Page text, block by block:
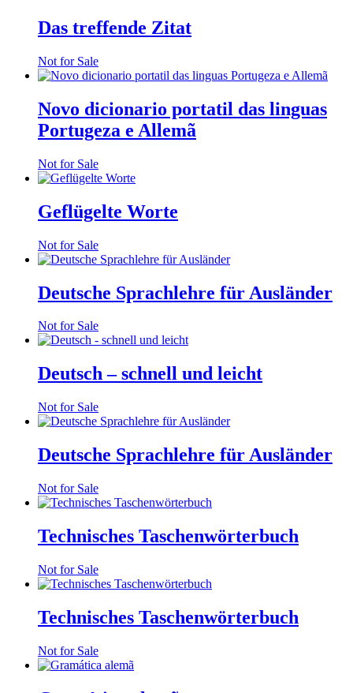
Das treffende Zitat
Not for Sale
Novo dicionario portatil das linguas
Portugeza e Allemã
Not for Sale
Geflügelte Worte
Not for Sale
Deutsche Sprachlehre für Ausländer
Not for Sale
Deutsch – schnell und leicht
Not for Sale
Deutsche Sprachlehre für Ausländer
Not for Sale
Technisches Taschenwörterbuch
Not for Sale
Technisches Taschenwörterbuch
Not for Sale